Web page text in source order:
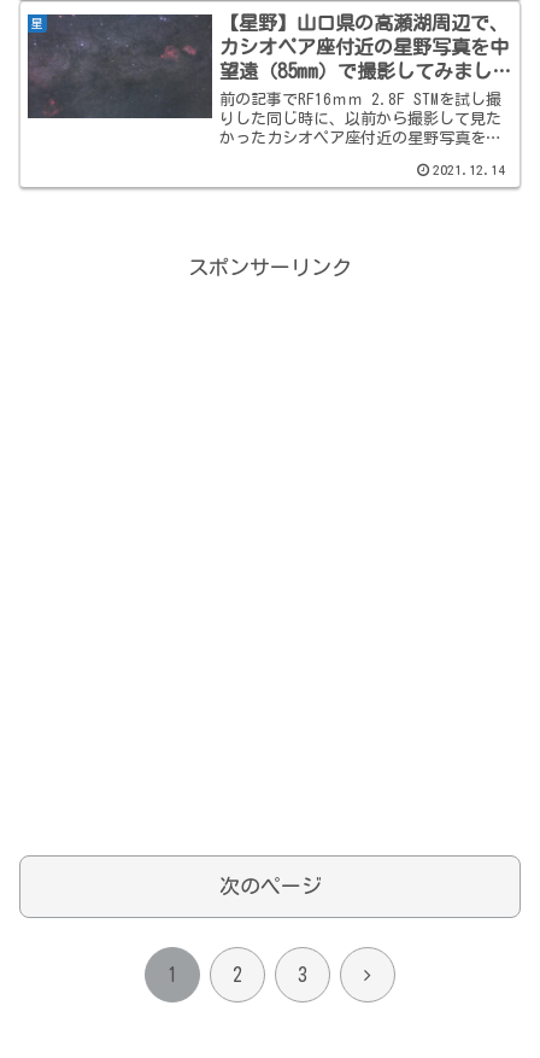
東から昇ってくるので、東側の風景との
星景写真を狙うには（レ...
星
【星野】山口県の高瀬湖周辺で、
カシオペア座付近の星野写真を中
望遠（85mm）で撮影してみまし
た。
前の記事でRF16ｍｍ 2.8F STMを試し撮
りした同じ時に、以前から撮影して見た
かったカシオペア座付近の星野写真を撮
まずまず思ってた感じの絵になったの
2021.12.14
スポンサーリンク
次のページ
1 2 3 次